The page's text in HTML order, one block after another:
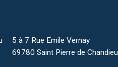
5 à 7 Rue Emile Vernay
69780 Saint Pierre de Chandieu